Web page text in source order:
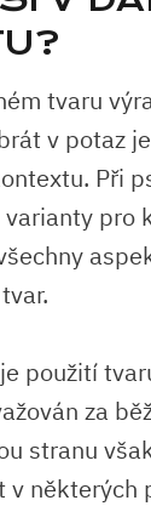
tvaru⁤
‍v⁣ potaz
Při
pro
použití
za
stranu
v⁣ některých